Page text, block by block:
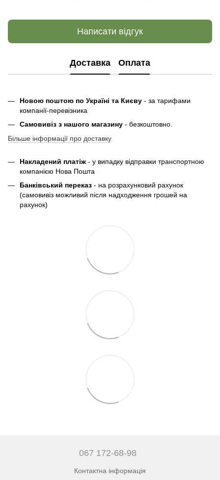
Написати відгук
Доставка Оплата
Новою поштою по Україні та Києву - за тарифами
компанії-перевізника
Самовивіз з нашого магазину - безкоштовно.
Більше інформації про доставку
Накладений платіж - у випадку відправки транспортною
компанією Нова Пошта
Банківський переказ - на розрахунковий рахунок
(самовивіз можливий після надходження грошей на
рахунок)
067 172-68-98
Контактна інформація